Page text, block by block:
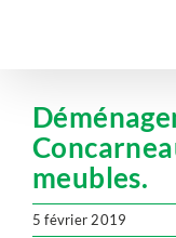
meubles.
5 février 2019